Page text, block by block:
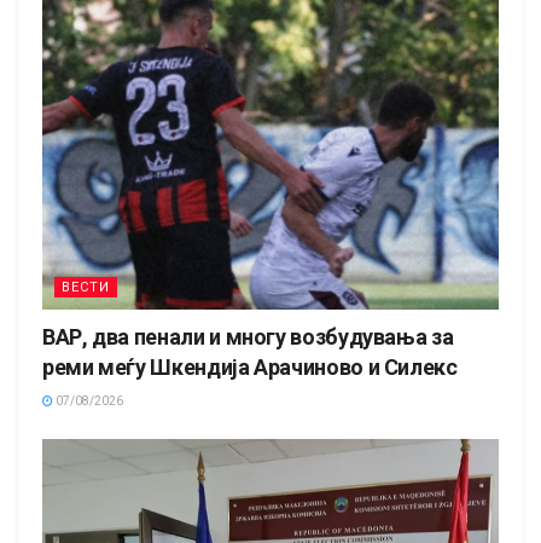
ВЕСТИ
ВАР, два пенали и многу возбудувања за
реми меѓу Шкендија Арачиново и Силекс
07/08/2026